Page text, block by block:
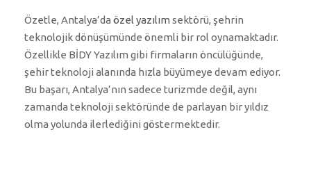
Özetle, Antalya’da özel yazılım sektörü, şehrin
teknolojik dönüşümünde önemli bir rol oynamaktadır.
Özellikle BİDY Yazılım gibi firmaların öncülüğünde,
şehir teknoloji alanında hızla büyümeye devam ediyor.
Bu başarı, Antalya’nın sadece turizmde değil, aynı
zamanda teknoloji sektöründe de parlayan bir yıldız
olma yolunda ilerlediğini göstermektedir.